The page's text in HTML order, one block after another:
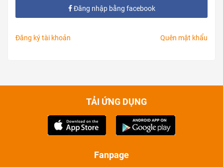
Đăng nhập bằng facebook
Đăng ký tài khoản Quên mật khẩu
TẢI ỨNG DỤNG
Fanpage